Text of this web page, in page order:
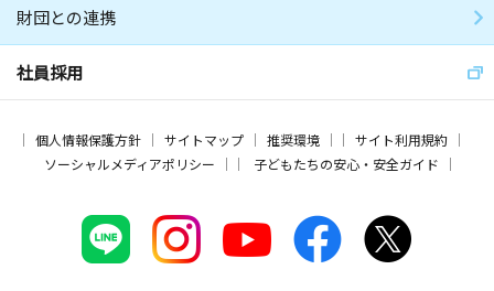
財団との連携
社員採用
個人情報保護方針 サイトマップ 推奨環境
サイト利用規約
ソーシャルメディアポリシー
子どもたちの安心・安全ガイド